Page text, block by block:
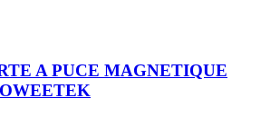
A PUCE MAGNETIQUE